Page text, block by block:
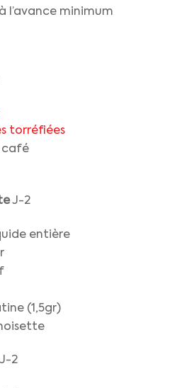
l’avance minimum
torréfiées
café
J-2
entière
(1,5gr)
2